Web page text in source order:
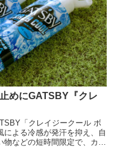
めにGATSBY『クレ
「クレイジークール ボ
よる冷感が発汗を抑え、自
などの短時間限定で、カジ